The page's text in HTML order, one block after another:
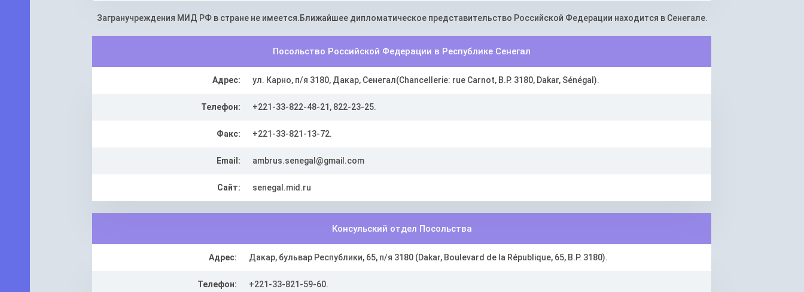
Загранучреждения МИД РФ в стране не имеется.Ближайшее дипломатическое представительство Российской Федерации находится в Сенегале.
Посольство Российской Федерации в Республике Сенегал
Адрес: ул. Карно, п/я 3180, Дакар, Сенегал(Chancellerie: rue Carnot, B.P. 3180, Dakar, Sénégal).
Телефон: +221-33-822-48-21, 822-23-25.
Факс: +221-33-821-13-72.
Email: ambrus.senegal@gmail.com
Сайт: senegal.mid.ru
Консульский отдел Посольства
Адрес: Дакар, бульвар Республики, 65, п/я 3180 (Dakar, Boulevard de la République, 65, B.P. 3180).
Телефон: +221-33-821-59-60.